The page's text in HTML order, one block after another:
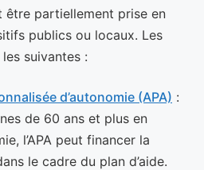
être partiellement prise en
publics ou locaux. Les
suivantes :
d’autonomie (APA) :
de 60 ans et plus en
l’APA peut financer la
le cadre du plan d’aide.